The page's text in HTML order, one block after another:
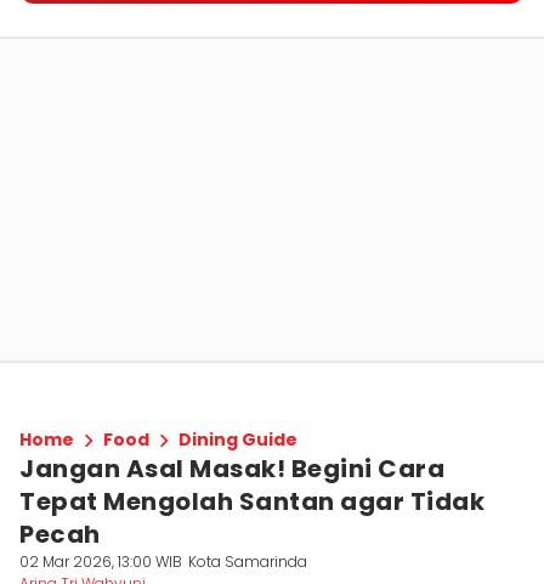
Home Food Dining Guide
Jangan Asal Masak! Begini Cara
Tepat Mengolah Santan agar Tidak
Pecah
02 Mar 2026, 13:00 WIB Kota Samarinda